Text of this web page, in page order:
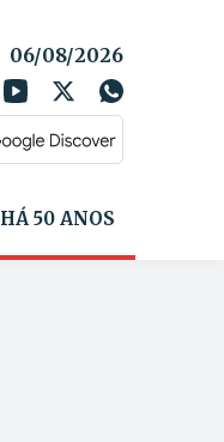
06/08/2026
HÁ 50 ANOS